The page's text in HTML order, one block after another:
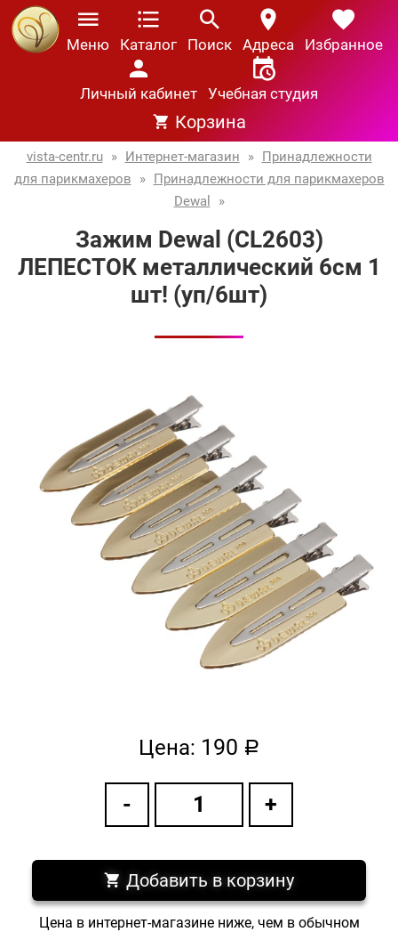
Меню Каталог Поиск Адреса Избранное
Личный кабинет Учебная студия
Корзина
vista-centr.ru » Интернет-магазин » Принадлежности
для парикмахеров
» Принадлежности для парикмахеров
Dewal
»
Зажим Dewal (CL2603)
ЛЕПЕСТОК металлический 6см 1
шт! (уп/6шт)
Цена: 190 a
Добавить в корзину
Цена в интернет-магазине ниже, чем в обычном